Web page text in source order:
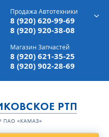
Продажа Автотехники
8 (920) 620-99-69
8 (920) 920-38-08
Магазин Запчастей
8 (920) 621-35-25
8 (920) 902-28-69